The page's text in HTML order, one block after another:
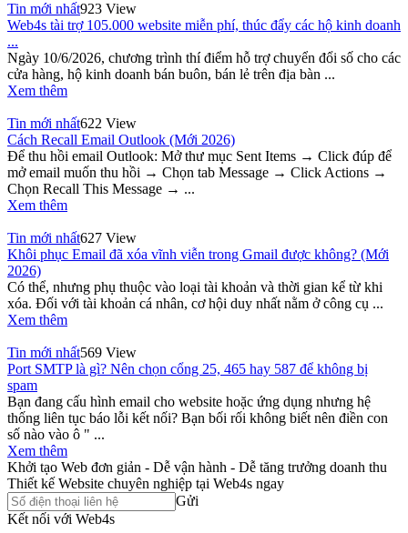
Tin mới nhất923 View
Web4s tài trợ 105.000 website miễn phí, thúc đẩy các hộ kinh doanh
...
Ngày 10/6/2026, chương trình thí điểm hỗ trợ chuyển đổi số cho các
cửa hàng, hộ kinh doanh bán buôn, bán lẻ trên địa bàn ...
Xem thêm
Tin mới nhất622 View
Cách Recall Email Outlook (Mới 2026)
Để thu hồi email Outlook: Mở thư mục Sent Items → Click đúp để
mở email muốn thu hồi → Chọn tab Message → Click Actions →
Chọn Recall This Message → ...
Xem thêm
Tin mới nhất627 View
Khôi phục Email đã xóa vĩnh viễn trong Gmail được không? (Mới
2026)
Có thể, nhưng phụ thuộc vào loại tài khoản và thời gian kể từ khi
xóa. Đối với tài khoản cá nhân, cơ hội duy nhất nằm ở công cụ ...
Xem thêm
Tin mới nhất569 View
Port SMTP là gì? Nên chọn cổng 25, 465 hay 587 để không bị
spam
Bạn đang cấu hình email cho website hoặc ứng dụng nhưng hệ
thống liên tục báo lỗi kết nối? Bạn bối rối không biết nên điền con
số nào vào ô " ...
Xem thêm
Khởi tạo Web đơn giản - Dễ vận hành - Dễ tăng trưởng doanh thu
Thiết kế Website chuyên nghiệp tại Web4s ngay
Gửi
Kết nối với Web4s